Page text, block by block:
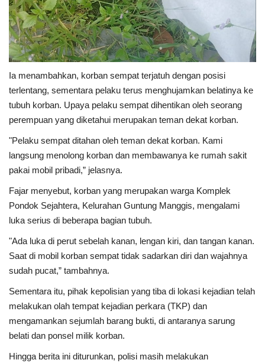
Ia menambahkan, korban sempat terjatuh dengan posisi
terlentang, sementara pelaku terus menghujamkan belatinya ke
tubuh korban. Upaya pelaku sempat dihentikan oleh seorang
perempuan yang diketahui merupakan teman dekat korban.
"Pelaku sempat ditahan oleh teman dekat korban. Kami
langsung menolong korban dan membawanya ke rumah sakit
pakai mobil pribadi,” jelasnya.
Fajar menyebut, korban yang merupakan warga Komplek
Pondok Sejahtera, Kelurahan Guntung Manggis, mengalami
luka serius di beberapa bagian tubuh.
"Ada luka di perut sebelah kanan, lengan kiri, dan tangan kanan.
Saat di mobil korban sempat tidak sadarkan diri dan wajahnya
sudah pucat,” tambahnya.
Sementara itu, pihak kepolisian yang tiba di lokasi kejadian telah
melakukan olah tempat kejadian perkara (TKP) dan
mengamankan sejumlah barang bukti, di antaranya sarung
belati dan ponsel milik korban.
Hingga berita ini diturunkan, polisi masih melakukan